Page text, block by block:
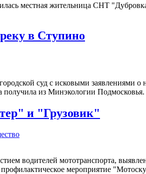
местная жительница СНТ
в Ступино
суд с исковыми заявлениями о
из Минэкологии Подмосковья.
и "Грузовик"
водителей мототранспорта,
мероприятие